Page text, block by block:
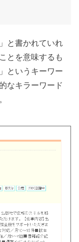
と書かれていれ
とを意味するも
というキーワー
なキラーワード